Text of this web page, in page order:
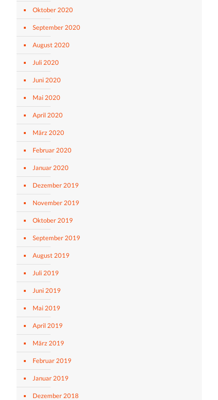
Oktober 2020
September 2020
August 2020
Juli 2020
Juni 2020
Mai 2020
April 2020
März 2020
Februar 2020
Januar 2020
Dezember 2019
November 2019
Oktober 2019
September 2019
August 2019
Juli 2019
Juni 2019
Mai 2019
April 2019
März 2019
Februar 2019
Januar 2019
Dezember 2018